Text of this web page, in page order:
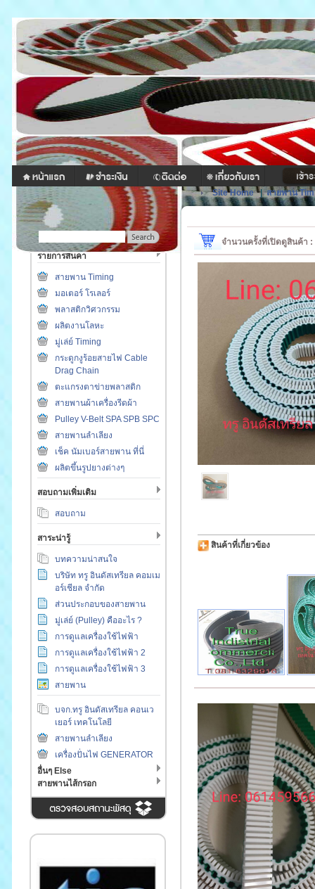
รายการสินค้า
สายพาน Timing
มอเตอร์ โรเลอร์
พลาสติกวิศวกรรม
ผลิตงานโลหะ
มู่เล่ย์ Timing
กระดูกงูร้อยสายไฟ Cable
Drag Chain
ตะแกรงตาข่ายพลาสติก
สายพานผ้าเครื่องรีดผ้า
Pulley V-Belt SPA SPB SPC
สายพานลำเลียง
เช็ค นัมเบอร์สายพาน ที่นี่
ผลิตขึ้นรูปยางต่างๆ
สอบถามเพิ่มเติม
สอบถาม
สาระน่ารู้
บทความน่าสนใจ
บริษัท ทรู อินดัสเทรียล คอมเม
อร์เชียล จำกัด
ส่วนประกอบของสายพาน
มู่เล่ย์ (Pulley) คืออะไร ?
การดูแลเครื่องใช้ไฟฟ้า
การดูแลเครื่องใช้ไฟฟ้า 2
การดูแลเครื่องใช้ไฟฟ้า 3
สายพาน
บจก.ทรู อินดัสเทรียล คอนเว
เยอร์ เทคโนโลยี
สายพานลำเลียง
เครื่องปั่นไฟ GENERATOR
อื่นๆ Else
สายพานไส้กรอก
Site Home|สายพาน
จำนวนครั้งที่เปิดดูสินค้า
สินค้าที่เกี่ยวข้อง